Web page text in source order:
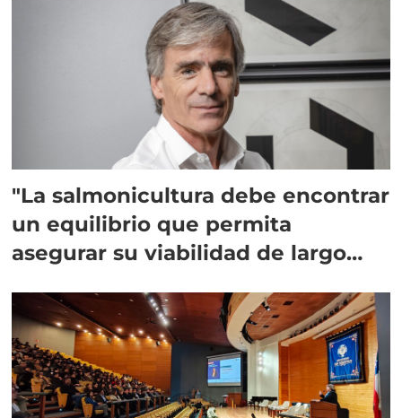
"La salmonicultura debe encontrar
un equilibrio que permita
asegurar su viabilidad de largo